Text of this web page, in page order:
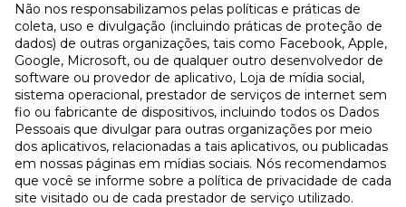
Não nos responsabilizamos pelas políticas e práticas de
coleta, uso e divulgação (incluindo práticas de proteção de
dados) de outras organizações, tais como Facebook, Apple,
Google, Microsoft, ou de qualquer outro desenvolvedor de
software ou provedor de aplicativo, Loja de mídia social,
sistema operacional, prestador de serviços de internet sem
fio ou fabricante de dispositivos, incluindo todos os Dados
Pessoais que divulgar para outras organizações por meio
dos aplicativos, relacionadas a tais aplicativos, ou publicadas
em nossas páginas em mídias sociais. Nós recomendamos
que você se informe sobre a política de privacidade de cada
site visitado ou de cada prestador de serviço utilizado.